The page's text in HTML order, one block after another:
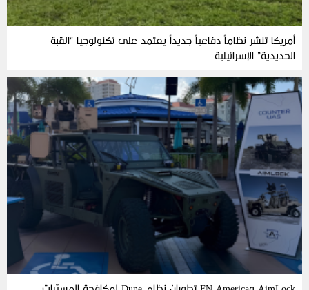
أمريكا تنشر نظاماً دفاعياً جديداً يعتمد على تكنولوجيا “القبة
الحديدية” الإسرائيلية